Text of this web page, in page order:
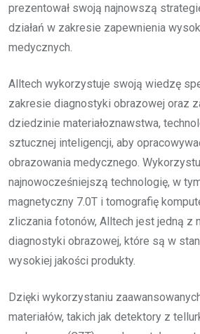
prezentował swoją najnowszą
działań w zakresie zapewnienia
medycznych.
Alltech wykorzystuje swoją wiedzę
zakresie diagnostyki obrazowej oraz
dziedzinie materiałoznawstwa,
sztucznej inteligencji, aby
obrazowania medycznego.
najnowocześniejszą technologię, w
magnetyczny 7.0T i tomografię
zliczania fotonów, Alltech jest jedną z
diagnostyki obrazowej, które są w
wysokiej jakości produkty.
Dzięki wykorzystaniu
materiałów, takich jak detektory z